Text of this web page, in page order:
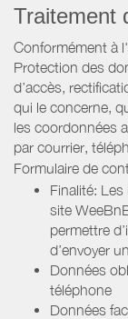
Traitement
Conformément à
Protection des
d’accès,
qui le concerne,
les coordonnées
par courrier,
Formulaire de
Finalité:
site
permettre
d’envoyer
Données
téléphone
Données